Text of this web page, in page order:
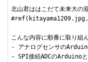
北山君ははこだて未来大の
こんな内容に順番に取り組
- アナログセンサの
- SPI接続ADCのArduino